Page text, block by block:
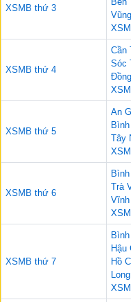
XSMB thứ 3
XSMB thứ 4
Cần
Sóc
XSMB thứ 5
An
Tây
XSMB thứ 6
Trà
XSMB thứ 7
Hậu
Hồ